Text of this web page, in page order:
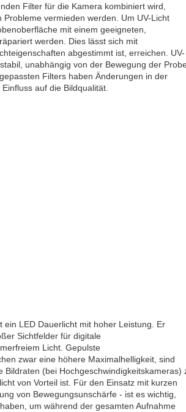
Filter für die Kamera kombiniert wird,
vermieden werden. Um UV-Licht
mit einem geeigneten,
werden. Dies lässt sich mit
abgestimmt ist, erreichen. UV-
unabhängig von der Bewegung der
Filters haben Änderungen in der
auf die Bildqualität.
ein LED Dauerlicht mit hoher Leistung. Er
Sichtfelder für digitale
Licht. Gepulste
zwar eine höhere Maximalhelligkeit, sind
Bildraten (bei Hochgeschwindigkeitskameras)
von Vorteil ist. Für den Einsatz mit kurzen
von Bewegungsunschärfe - ist es wichtig,
um während der gesamten Aufnahme